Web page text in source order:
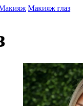
Макияж глаз